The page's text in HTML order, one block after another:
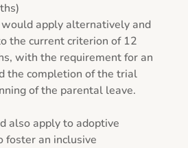
apply alternatively and
the current criterion of 12
with the requirement for an
the completion of the trial
of the parental leave.
also apply to adoptive
foster an inclusive